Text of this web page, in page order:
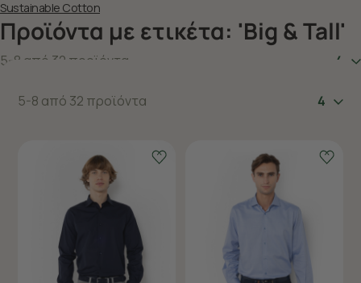
Sustainable Cotton
Προϊόντα με ετικέτα: 'Big & Tall'
5-8 από 32 προϊόντα 4
5-8 από 32 προϊόντα 4